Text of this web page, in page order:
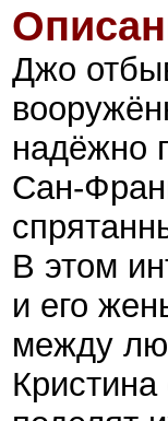
Джо
надёжно
Сан-
В этом
и его
между